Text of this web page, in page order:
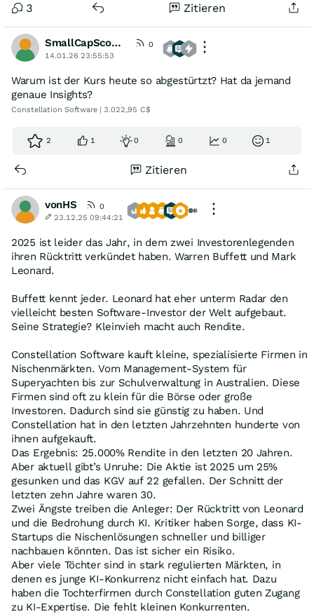
3 Zitieren
SmallCapScout84
0
14.01.26 23:55:53
Warum ist der Kurs heute so abgestürtzt? Hat da jemand
genaue Insights?
Constellation Software | 3.022,95 C$
2 1 0 0 0 1
Zitieren
vonHS
0
23.12.25 09:44:21
2025 ist leider das Jahr, in dem zwei Investorenlegenden
ihren Rücktritt verkündet haben. Warren Buffett und Mark
Leonard.
Buffett kennt jeder. Leonard hat eher unterm Radar den
vielleicht besten Software-Investor der Welt aufgebaut.
Seine Strategie? Kleinvieh macht auch Rendite.
Constellation Software kauft kleine, spezialisierte Firmen in
Nischenmärkten. Vom Management-System für
Superyachten bis zur Schulverwaltung in Australien. Diese
Firmen sind oft zu klein für die Börse oder große
Investoren. Dadurch sind sie günstig zu haben. Und
Constellation hat in den letzten Jahrzehnten hunderte von
ihnen aufgekauft.
Das Ergebnis: 25.000% Rendite in den letzten 20 Jahren.
Aber aktuell gibt’s Unruhe: Die Aktie ist 2025 um 25%
gesunken und das KGV auf 22 gefallen. Der Schnitt der
letzten zehn Jahre waren 30.
Zwei Ängste treiben die Anleger: Der Rücktritt von Leonard
und die Bedrohung durch KI. Kritiker haben Sorge, dass KI-
Startups die Nischenlösungen schneller und billiger
nachbauen könnten. Das ist sicher ein Risiko.
Aber viele Töchter sind in stark regulierten Märkten, in
denen es junge KI-Konkurrenz nicht einfach hat. Dazu
haben die Tochterfirmen durch Constellation guten Zugang
zu KI-Expertise. Die fehlt kleinen Konkurrenten.